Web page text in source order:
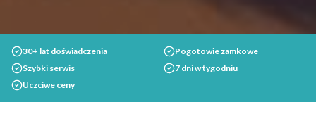
30+ lat doświadczenia
Pogotowie zamkowe
Szybki serwis
7 dni w tygodniu
Uczciwe ceny